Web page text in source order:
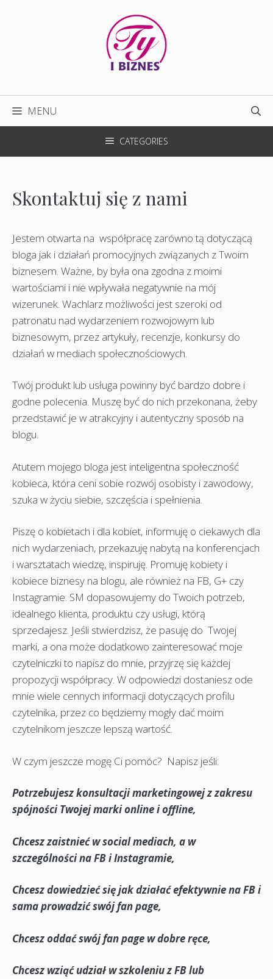
MENU
CATEGORIES
Skontaktuj się z nami
Jestem otwarta na współpracę zarówno tą dotyczącą
bloga jak i działań promocyjnych związanych z Twoim
biznesem. Ważne, by była ona zgodna z moimi
wartościami i nie wpływała negatywnie na mój
wizerunek. Wachlarz możliwości jest szeroki od
patronatu nad wydarzeniem rozwojowym lub
biznesowym, przez artykuły, recenzje, konkursy do
działań w mediach społecznościowych.
Twój produkt lub usługa powinny być bardzo dobre i
godne polecenia. Muszę być do nich przekonana, żeby
przedstawić je w atrakcyjny i autentyczny sposób na
blogu.
Atutem mojego bloga jest inteligentna społeczność
kobieca, która ceni sobie rozwój osobisty i zawodowy,
szuka w życiu siebie, szczęścia i spełnienia.
Piszę o kobietach i dla kobiet, informuję o ciekawych dla
nich wydarzeniach, przekazuję nabytą na konferencjach
i warsztatach wiedzę, inspiruję. Promuję kobiety i
kobiece biznesy na blogu, ale również na FB, G+ czy
Instagramie. SM dopasowujemy do Twoich potrzeb,
idealnego klienta, produktu czy usługi, którą
sprzedajesz. Jeśli stwierdzisz, że pasuję do Twojej
marki, a ona może dodatkowo zainteresować moje
czytelniczki to napisz do mnie, przyjrzę się każdej
propozycji współpracy. W odpowiedzi dostaniesz ode
mnie wiele cennych informacji dotyczących profilu
czytelnika, przez co będziemy mogły dać moim
czytelnikom jeszcze lepszą wartość.
W czym jeszcze mogę Ci pomóc? Napisz jeśli:
Potrzebujesz konsultacji marketingowej z zakresu
spójności Twojej marki online i offline,
Chcesz zaistnieć w social mediach, a w
szczególności na FB i Instagramie,
Chcesz dowiedzieć się jak działać efektywnie na FB i
sama prowadzić swój fan page,
Chcesz oddać swój fan page w dobre ręce,
Chcesz wziąć udział w szkoleniu z FB lub